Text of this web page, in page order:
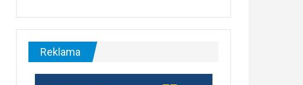
–
malownicza
[fotorelacja]
Reklama